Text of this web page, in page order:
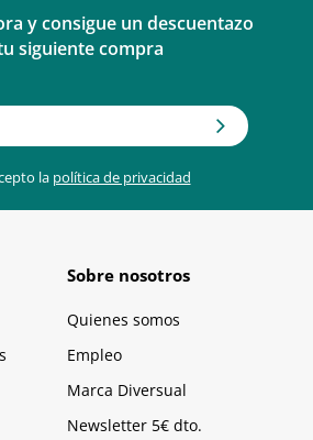
y consigue un descuentazo
siguiente compra
la política de privacidad
Sobre nosotros
Quienes somos
Empleo
Marca Diversual
Newsletter 5€ dto.